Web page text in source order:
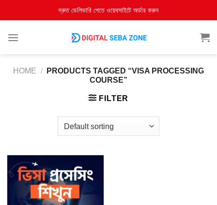
দ্রুত ডেলিভারি পেতে ওয়েবসাইটে অর্ডার করুন
HOME /
PRODUCTS TAGGED “VISA PROCESSING
COURSE”
FILTER